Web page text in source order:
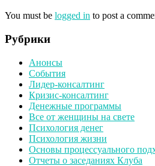
You must be logged in to post a
Рубрики
Анонсы
События
Лидер-консалтинг
Кризис-консалтинг
Денежные программы
Все от женщины на свете
Психология денег
Психология жизни
Основы процессуального
Отчеты о заседаниях Клуба